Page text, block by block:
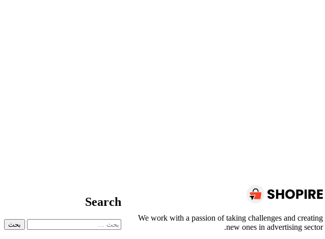
Search
البحث
We work with a passion of taking challenges and creating
new ones in advertising sector.